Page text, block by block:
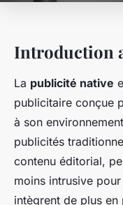
Introduction
La publicité native
publicitaire conçue
à son
publicités
contenu éditorial,
moins intrusive pour
intègrent de plus en